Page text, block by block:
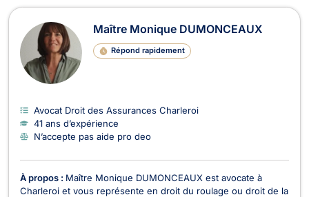
Maître Monique DUMONCEAUX
Répond rapidement
Avocat Droit des Assurances Charleroi
41 ans d’expérience
N’accepte pas aide pro deo
À propos : Maître Monique DUMONCEAUX est avocate à
Charleroi et vous représente en droit du roulage ou droit de la